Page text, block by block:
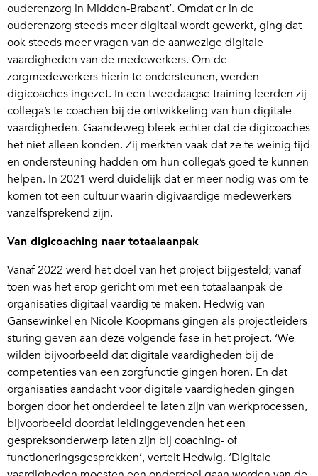
ouderenzorg in Midden-Brabant’. Omdat er in de
ouderenzorg steeds meer digitaal wordt gewerkt, ging dat
ook steeds meer vragen van de aanwezige digitale
vaardigheden van de medewerkers. Om de
zorgmedewerkers hierin te ondersteunen, werden
digicoaches ingezet. In een tweedaagse training leerden zij
collega’s te coachen bij de ontwikkeling van hun digitale
vaardigheden. Gaandeweg bleek echter dat de digicoaches
het niet alleen konden. Zij merkten vaak dat ze te weinig tijd
en ondersteuning hadden om hun collega’s goed te kunnen
helpen. In 2021 werd duidelijk dat er meer nodig was om te
komen tot een cultuur waarin digivaardige medewerkers
vanzelfsprekend zijn.
Van digicoaching naar totaalaanpak
Vanaf 2022 werd het doel van het project bijgesteld; vanaf
toen was het erop gericht om met een totaalaanpak de
organisaties digitaal vaardig te maken. Hedwig van
Gansewinkel en Nicole Koopmans gingen als projectleiders
sturing geven aan deze volgende fase in het project. ‘We
wilden bijvoorbeeld dat digitale vaardigheden bij de
competenties van een zorgfunctie gingen horen. En dat
organisaties aandacht voor digitale vaardigheden gingen
borgen door het onderdeel te laten zijn van werkprocessen,
bijvoorbeeld doordat leidinggevenden het een
gespreksonderwerp laten zijn bij coaching- of
functioneringsgesprekken’, vertelt Hedwig. ‘Digitale